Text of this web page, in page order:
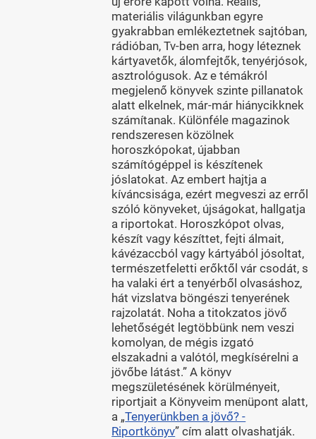
materiális világunkban egyre
gyakrabban emlékeztetnek sajtóban,
rádióban, Tv-ben arra, hogy léteznek
kártyavetők, álomfejtők, tenyérjósok,
asztrológusok. Az e témákról
megjelenő könyvek szinte pillanatok
alatt elkelnek, már-már hiánycikknek
számítanak. Különféle magazinok
rendszeresen közölnek
horoszkópokat, újabban
számítógéppel is készítenek
jóslatokat. Az embert hajtja a
kíváncsisága, ezért megveszi az erről
szóló könyveket, újságokat, hallgatja
a riportokat. Horoszkópot olvas,
készít vagy készíttet, fejti álmait,
kávézaccból vagy kártyából jósoltat,
természetfeletti erőktől vár csodát, s
ha valaki ért a tenyérből olvasáshoz,
hát vizslatva böngészi tenyerének
rajzolatát. Noha a titokzatos jövő
lehetőségét legtöbbünk nem veszi
komolyan, de mégis izgató
elszakadni a valótól, megkísérelni a
jövőbe látást.” A könyv
megszületésének körülményeit,
riportjait a Könyveim menüpont alatt,
a „Tenyerünkben a jövő? -
Riportkönyv” cím alatt olvashatják.